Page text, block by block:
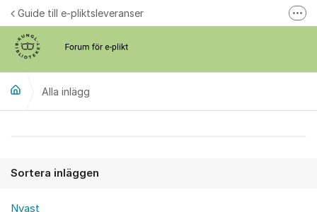
Hoppa till innehåll
Guide till e-pliktsleveranser
Alla inlägg
Sortera inläggen
Nyast